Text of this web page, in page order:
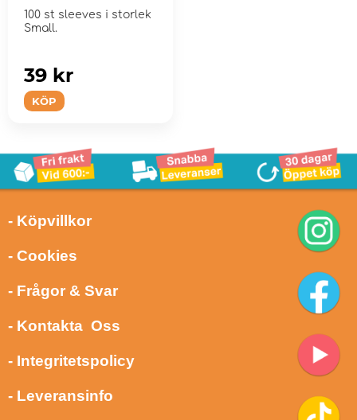
100 st sleeves i storlek
Small.
KÖP
39 kr
- Köpvillkor
- Cookies
- Frågor & Svar
- Kontakta Oss
- Integritetspolicy
- Leveransinfo